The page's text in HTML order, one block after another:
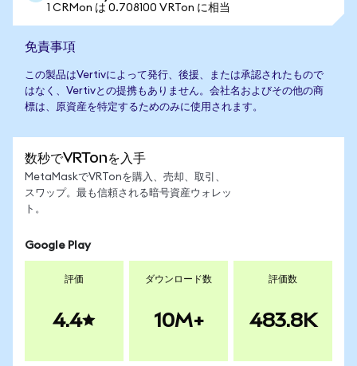
1 CRMon は 0.708100 VRTon に相当
免責事項
この製品はVertivによって発行、後援、または承認されたもので
はなく、Vertivとの提携もありません。会社名およびその他の商
標は、原資産を特定するためのみに使用されます。
数秒でVRTonを入手
MetaMaskでVRTonを購入、売却、取引、
スワップ。最も信頼される暗号資産ウォレッ
ト。
Google Play
評価
4.4
ダウンロード数
10M+
評価数
483.8K